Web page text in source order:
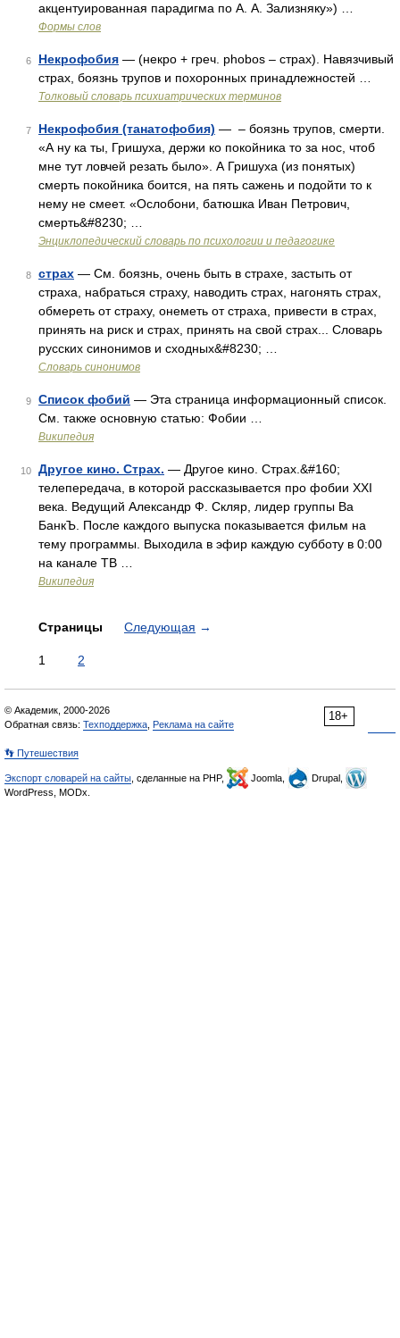
акцентуированная парадигма по А. А. Зализняку») …
Формы слов
6 Некрофобия — (некро + греч. phobos – страх). Навязчивый
страх, боязнь трупов и похоронных принадлежностей …
Толковый словарь психиатрических терминов
7 Некрофобия (танатофобия) — – боязнь трупов, смерти.
«А ну ка ты, Гришуха, держи ко покойника то за нос, чтоб
мне тут ловчей резать было». А Гришуха (из понятых)
смерть покойника боится, на пять сажень и подойти то к
нему не смеет. «Ослобони, батюшка Иван Петрович,
смерть&#8230; …
Энциклопедический словарь по психологии и педагогике
8 страх — См. боязнь, очень быть в страхе, застыть от
страха, набраться страху, наводить страх, нагонять страх,
обмереть от страху, онеметь от страха, привести в страх,
принять на риск и страх, принять на свой страх... Словарь
русских синонимов и сходных&#8230; …
Словарь синонимов
9 Список фобий — Эта страница информационный список.
См. также основную статью: Фобии …
Википедия
10 Другое кино. Страх. — Другое кино. Страх.&#160;
телепередача, в которой рассказывается про фобии XXI
века. Ведущий Александр Ф. Скляр, лидер группы Ва
БанкЪ. После каждого выпуска показывается фильм на
тему программы. Выходила в эфир каждую субботу в 0:00
на канале ТВ …
Википедия
Страницы Следующая →
1 2
18+
© Академик, 2000-2026
Обратная связь: Техподдержка Реклама на сайте
👣 Путешествия
Экспорт словарей на сайты , сделанные на PHP, Joomla,
Drupal,
WordPress, MODx.